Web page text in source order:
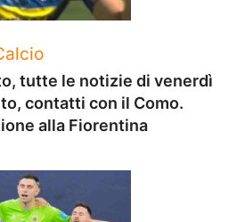
tutte le notizie di venerdì
contatti con il Como.
alla Fiorentina